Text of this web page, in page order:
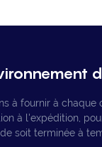
à fournir à chaque
à l'expédition,
soit terminée à